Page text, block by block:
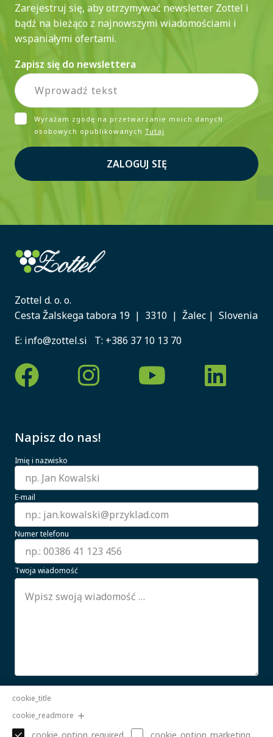
Zarejestruj się, aby otrzymywać newsletter Zottel i
bądź na bieżąco z najnowszymi wiadomościami i
wspaniałymi ofertami.
Zapisz się do newslettera
Wyrażam zgodę na przetwarzanie moich danych
osobowych opublikowanych Tutaj
ZALOGUJ SIĘ
Zottel d. o. o.
Cesta Žalskega tabora 19 | 3310 | Žalec | Slovenia
E: info@zottel.si T: +386 37 10 13 70
Napisz do nas!
Imię i nazwisko
E-mail
Numer telefonu
Twoja wiadomość
Wyrażam zgodę na przetwarzanie moich danych
osobowych.
Wyślij
cookie_title
cookie_readmore